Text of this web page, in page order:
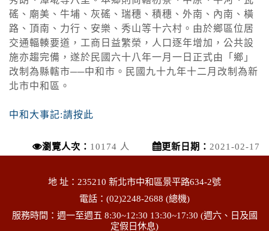
磘、廟美、牛埔、灰磘、瑞穗、積穗、外南、內南、橫
路、頂南、力行、安樂、秀山等十六村。由於鄉區位居
交通輻輳要道，工商日益繁榮，人口逐年增加，公共設
施亦趨完備，遂於民國六十八年一月一日正式由「鄉」
改制為縣轄市──中和市。民國九十九年十二月改制為新
北市中和區。
中和大事記:請按此
瀏覽人次： 10174 人 更新日期： 2021-02-17
地 址：235210 新北市中和區景平路634-2號
電話：(02)2248-2688 (總機)
服務時間：週一至週五 8:30~12:30 13:30~17:30 (週六、日及國
定假日休息)